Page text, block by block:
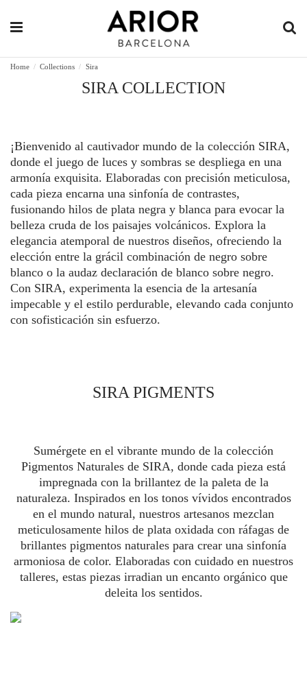
Home Collections Sira
SIRA COLLECTION
¡Bienvenido al cautivador mundo de la colección SIRA,
donde el juego de luces y sombras se despliega en una
armonía exquisita. Elaboradas con precisión meticulosa,
cada pieza encarna una sinfonía de contrastes,
fusionando hilos de plata negra y blanca para evocar la
belleza cruda de los paisajes volcánicos. Explora la
elegancia atemporal de nuestros diseños, ofreciendo la
elección entre la grácil combinación de negro sobre
blanco o la audaz declaración de blanco sobre negro.
Con SIRA, experimenta la esencia de la artesanía
impecable y el estilo perdurable, elevando cada conjunto
con sofisticación sin esfuerzo.
SIRA PIGMENTS
Sumérgete en el vibrante mundo de la colección
Pigmentos Naturales de SIRA, donde cada pieza está
impregnada con la brillantez de la paleta de la
naturaleza. Inspirados en los tonos vívidos encontrados
en el mundo natural, nuestros artesanos mezclan
meticulosamente hilos de plata oxidada con ráfagas de
brillantes pigmentos naturales para crear una sinfonía
armoniosa de color. Elaboradas con cuidado en nuestros
talleres, estas piezas irradian un encanto orgánico que
deleita los sentidos.